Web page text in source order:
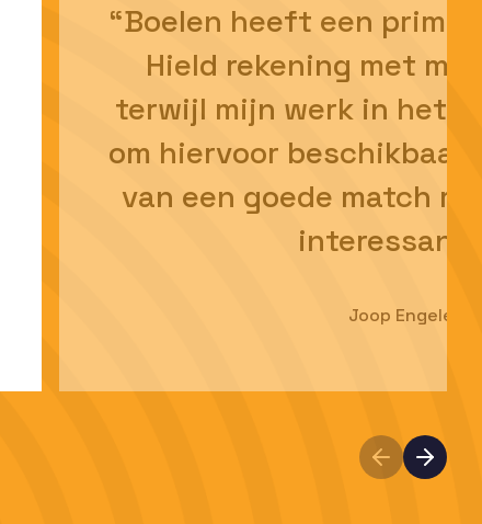
“Boelen heeft een
Hield rekening met
terwijl mijn werk in het
om hiervoor
van een goede match
Joop Engelen,